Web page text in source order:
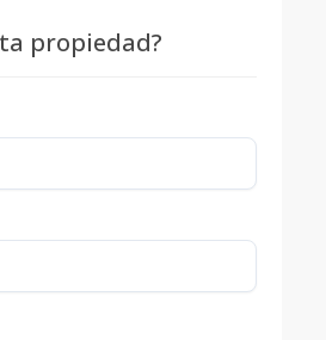
propiedad?